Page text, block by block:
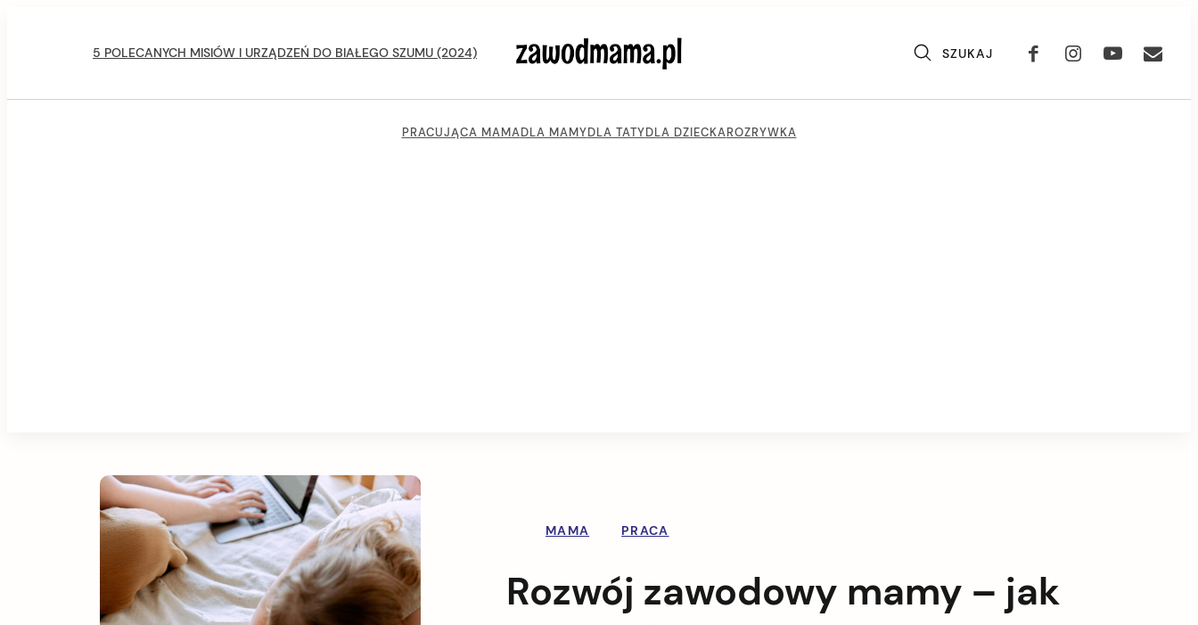
zawodmama.pl
Navigation5 POLECANYCH MISIÓW I URZĄDZEŃ DO BIAŁEGO SZUMU (2024) SZUKAJ
PRACUJĄCA MAMADLA MAMYDLA TATYDLA DZIECKAROZRYWKA
MAMA PRACA
Rozwój zawodowy mamy – jak